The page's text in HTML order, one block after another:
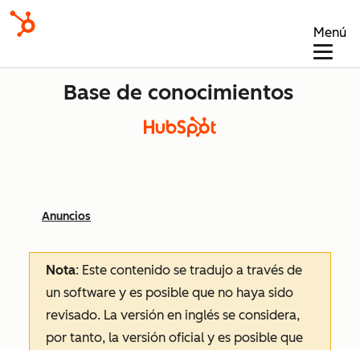
Menú
Base de conocimientos
Anuncios
Nota: Este contenido se tradujo a través de
un software y es posible que no haya sido
revisado. La versión en inglés se considera,
por tanto, la versión oficial y es posible que